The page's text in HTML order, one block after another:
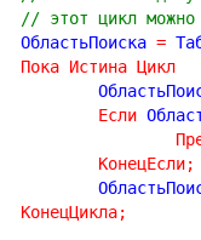
// этот цикл можно
ОбластьПоиска =
Пока Истина Цикл
Если
КонецЕсли;
КонецЦикла;